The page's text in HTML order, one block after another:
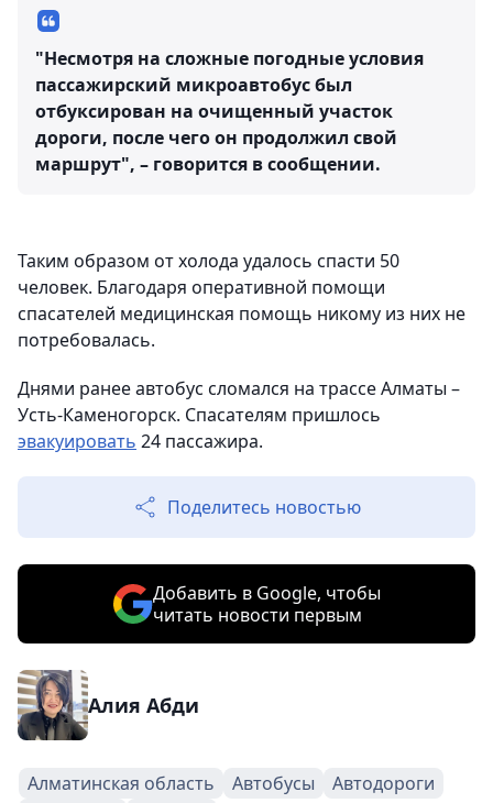
"Несмотря на сложные погодные условия
пассажирский микроавтобус был
отбуксирован на очищенный участок
дороги, после чего он продолжил свой
маршрут", – говорится в сообщении.
Таким образом от холода удалось спасти 50
человек. Благодаря оперативной помощи
спасателей медицинская помощь никому из них не
потребовалась.
Днями ранее автобус сломался на трассе Алматы –
Усть-Каменогорск. Спасателям пришлось
эвакуировать 24 пассажира.
Поделитесь новостью
Добавить в Google, чтобы
читать новости первым
Алия Абди
Алматинская область Автобусы
Автодороги